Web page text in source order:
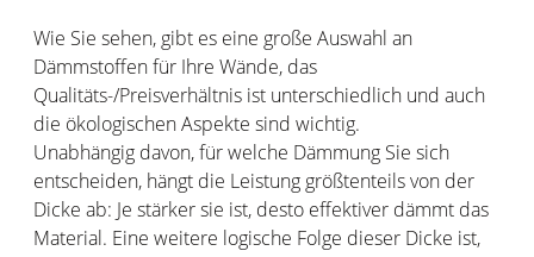
Wie Sie sehen, gibt es eine große Auswahl an
Dämmstoffen für Ihre Wände, das
Qualitäts-/Preisverhältnis ist unterschiedlich und auch
die ökologischen Aspekte sind wichtig.
Unabhängig davon, für welche Dämmung Sie sich
entscheiden, hängt die Leistung größtenteils von der
Dicke ab: Je stärker sie ist, desto effektiver dämmt das
Material. Eine weitere logische Folge dieser Dicke ist,